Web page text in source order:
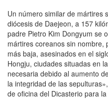
Un número similar de mártires
diócesis de Daejeon, a 157
padre Pietro Kim Dongyum se
mártires coreanos sin nombre,
más baja, asesinados en el
Hongju, ciudades situadas en
necesaria debido al aumento
la integridad de las
de oficina del Dicasterio para